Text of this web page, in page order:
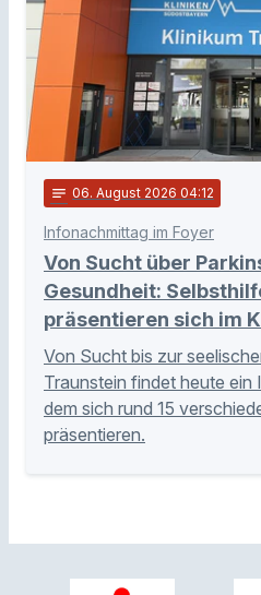
notes 06. August 2026 04:12
Infonachmittag im Foyer
Von Sucht über
Gesundheit:
präsentieren sich im
Von Sucht bis zur
Traunstein findet heute
dem sich rund 15
präsentieren.